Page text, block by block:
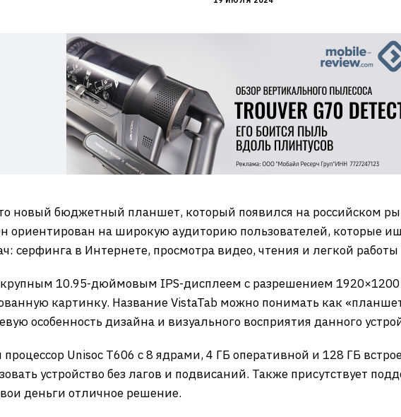
новый бюджетный планшет, который появился на российском
ориентирован на широкую аудиторию пользователей, которые
серфинга в Интернете, просмотра видео, чтения и легкой
10.95-дюймовым IPS-дисплеем с разрешением 1920×1200
картинку. Название VistaTab можно понимать как
особенность дизайна и визуального восприятия данного
Unisoc T606 с 8 ядрами, 4 ГБ оперативной и 128 ГБ
устройство без лагов и подвисаний. Также присутствует
деньги отличное решение.